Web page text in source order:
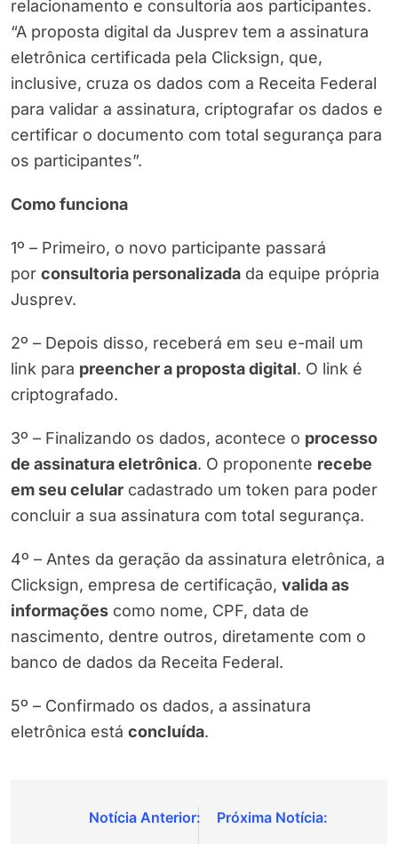
relacionamento e consultoria aos participantes.
“A proposta digital da Jusprev tem a assinatura
eletrônica certificada pela Clicksign, que,
inclusive, cruza os dados com a Receita Federal
para validar a assinatura, criptografar os dados e
certificar o documento com total segurança para
os participantes”.
Como funciona
1º – Primeiro, o novo participante passará
por consultoria personalizada da equipe própria
Jusprev.
2º – Depois disso, receberá em seu e-mail um
link para preencher a proposta digital. O link é
criptografado.
3º – Finalizando os dados, acontece o processo
de assinatura eletrônica. O proponente recebe
em seu celular cadastrado um token para poder
concluir a sua assinatura com total segurança.
4º – Antes da geração da assinatura eletrônica, a
Clicksign, empresa de certificação, valida as
informações como nome, CPF, data de
nascimento, dentre outros, diretamente com o
banco de dados da Receita Federal.
5º – Confirmado os dados, a assinatura
eletrônica está concluída.
Navegação